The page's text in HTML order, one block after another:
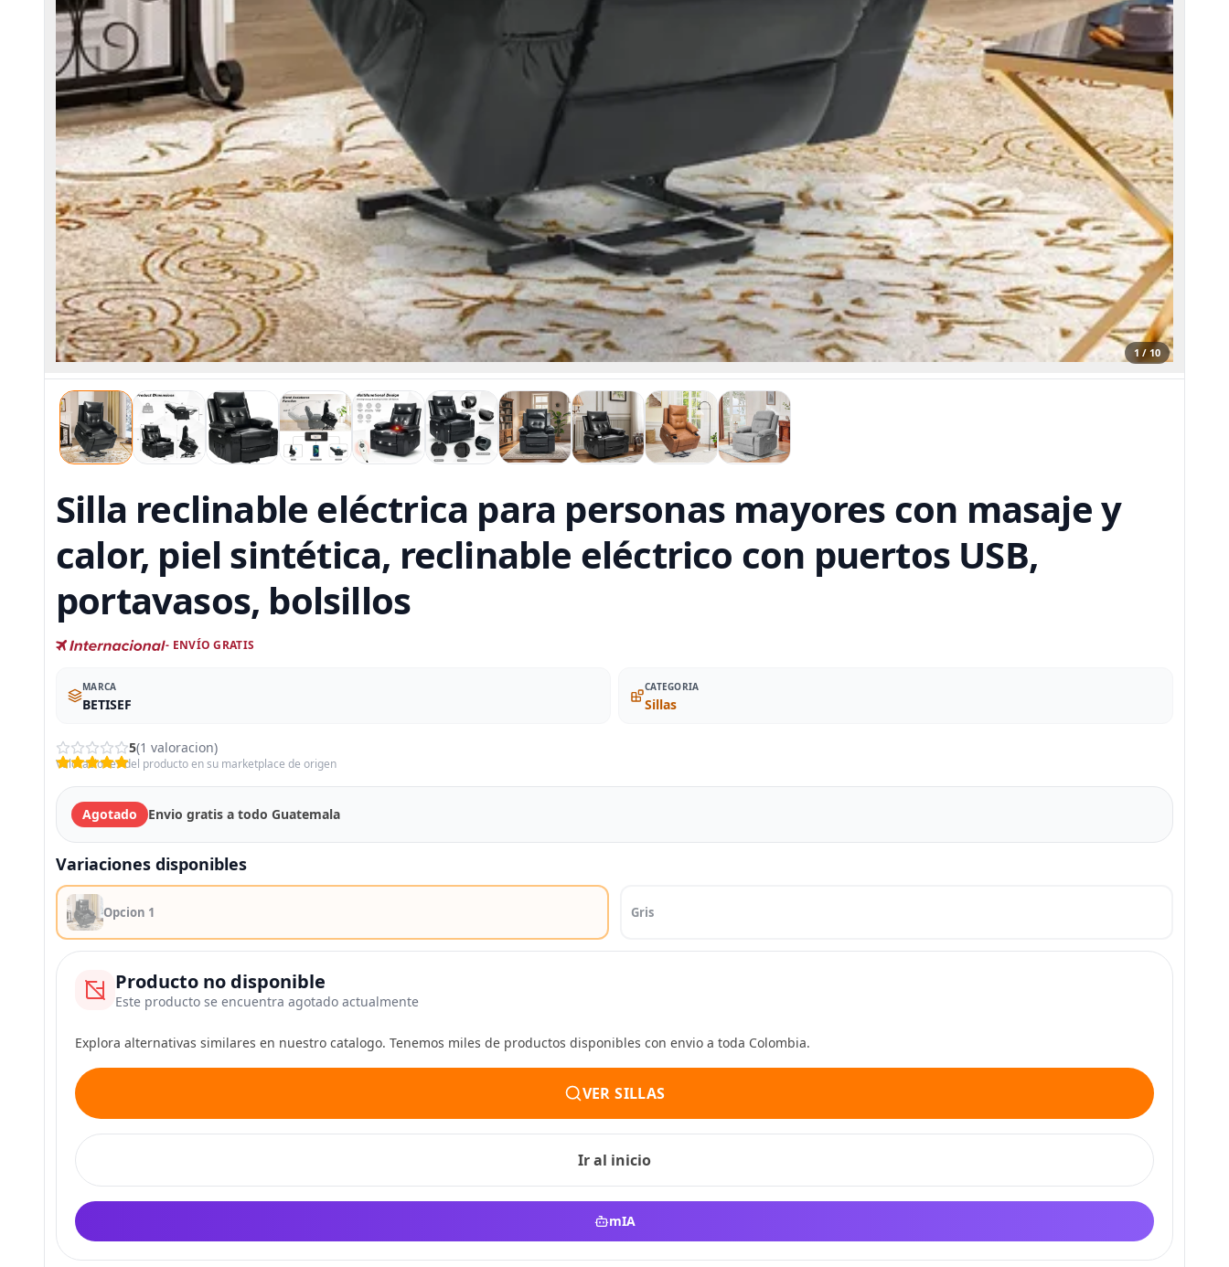
1 / 10
Silla reclinable eléctrica para personas mayores con masaje y
calor, piel sintética, reclinable eléctrico con puertos USB,
portavasos, bolsillos
- ENVÍO GRATIS
MARCA
BETISEF
CATEGORIA
Sillas
5(1 valoracion)
Valoraciones del producto en su marketplace de origen
Agotado Envio gratis a todo Guatemala
Variaciones disponibles
Opcion 1 Gris
Producto no disponible
Este producto se encuentra agotado actualmente
Explora alternativas similares en nuestro catalogo. Tenemos miles de productos disponibles con envio a toda Colombia.
VER SILLAS
Ir al inicio
mIA